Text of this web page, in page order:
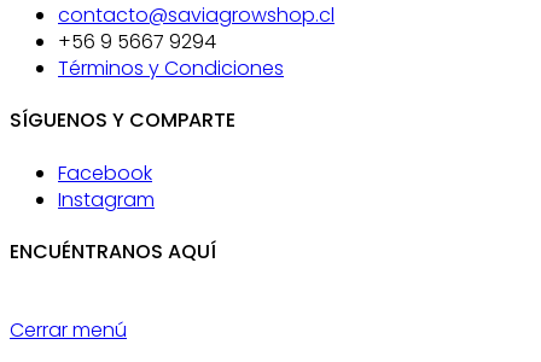
contacto@saviagrowshop.cl
+56 9 5667 9294
Términos y Condiciones
SÍGUENOS Y COMPARTE
Facebook
Instagram
ENCUÉNTRANOS AQUÍ
Cerrar menú